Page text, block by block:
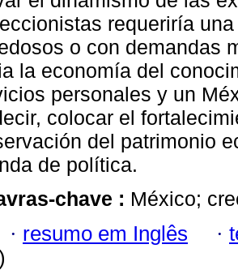
requeriría
o con demandas
la economía del
personales y un
colocar el
del patrimonio
de política.
chave : México;
· resumo em Inglês ·